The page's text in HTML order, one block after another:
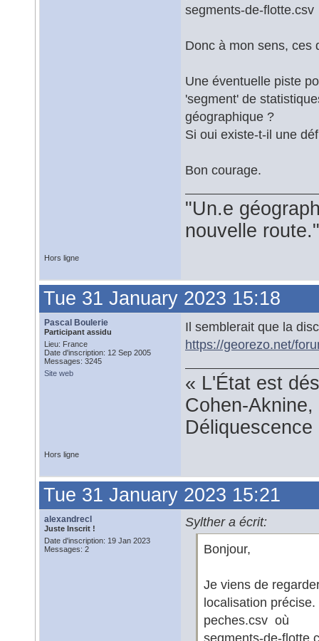
segments-de-flotte.csv
Donc à mon sens, ces
Une éventuelle piste
'segment' de
géographique ?
Si oui existe-t-il une
Bon courage.
"Un.e
nouvelle route."
Hors ligne
Tue 31 January 2023 15:18
Pascal Boulerie
Participant assidu
Lieu: France
Date d'inscription: 12 Sep 2005
Messages: 3245
Site web
Il semblerait que la
https://georezo.net/
« L'État est
Cohen-
Hors ligne
Tue 31 January 2023 15:21
alexandrecl
Juste Inscrit !
Date d'inscription: 19 Jan 2023
Messages: 2
Sylther a écrit:
Bonjour,
Je viens de
localisation
peches.csv où
segments-de-